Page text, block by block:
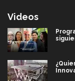
Videos